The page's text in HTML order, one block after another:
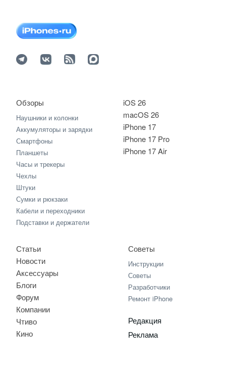
iOS 26
macOS 26
iPhone 17
iPhone 17 Pro
iPhone 17 Air
Обзоры
Наушники и колонки
Аккумуляторы и зарядки
Смартфоны
Планшеты
Часы и трекеры
Чехлы
Штуки
Сумки и рюкзаки
Кабели и переходники
Подставки и держатели
Статьи
Новости
Аксессуары
Блоги
Форум
Компании
Чтиво
Кино
Советы
Инструкции
Советы
Разработчики
Ремонт iPhone
Редакция
Реклама